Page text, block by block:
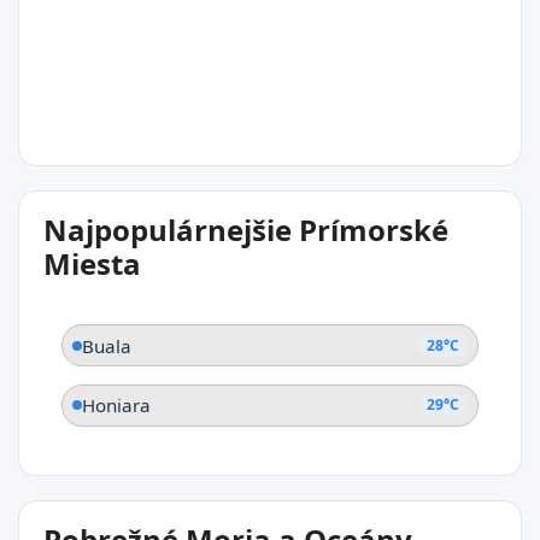
28°C
Buala
Najpopulárnejšie Prímorské
Miesta
Buala 28°C
Honiara 29°C